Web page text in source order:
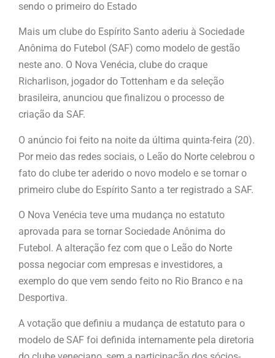
sendo o primeiro do Estado
Mais um clube do Espírito Santo aderiu à Sociedade
Anônima do Futebol (SAF) como modelo de gestão
neste ano. O Nova Venécia, clube do craque
Richarlison, jogador do Tottenham e da seleção
brasileira, anunciou que finalizou o processo de
criação da SAF.
O anúncio foi feito na noite da última quinta-feira (20).
Por meio das redes sociais, o Leão do Norte celebrou o
fato do clube ter aderido o novo modelo e se tornar o
primeiro clube do Espírito Santo a ter registrado a SAF.
O Nova Venécia teve uma mudança no estatuto
aprovada para se tornar Sociedade Anônima do
Futebol. A alteração fez com que o Leão do Norte
possa negociar com empresas e investidores, a
exemplo do que vem sendo feito no Rio Branco e na
Desportiva.
A votação que definiu a mudança de estatuto para o
modelo de SAF foi definida internamente pela diretoria